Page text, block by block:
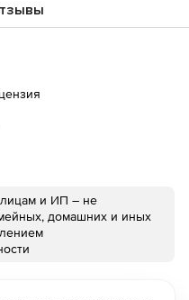
и ИП – не
домашних и иных